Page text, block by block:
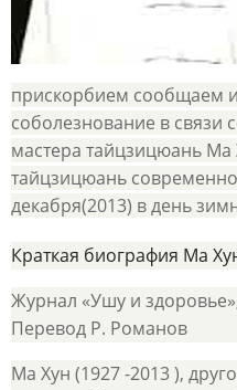
прискорбием сообщаем
соболезнование в связи
мастера тайцзицюань
тайцзицюань
декабря(2013) в день
Краткая биография Ма
Журнал «Ушу и
Перевод Р. Романов
Ма Хун (1927 -2013 ),